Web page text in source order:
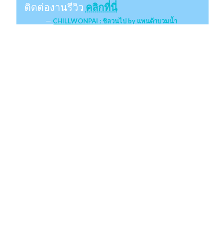
ติดต่องานรีวิว คลิกที่นี่
CHILLWONPAI : ชิลวนไป by แพนด้าบวมน้ำ